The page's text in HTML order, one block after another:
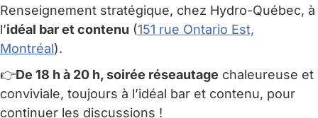
Renseignement stratégique, chez Hydro-Québec, à
l’idéal bar et contenu (151 rue Ontario Est,
Montréal).
👉De 18 h à 20 h, soirée réseautage chaleureuse et
conviviale, toujours à l’idéal bar et contenu, pour
continuer les discussions !